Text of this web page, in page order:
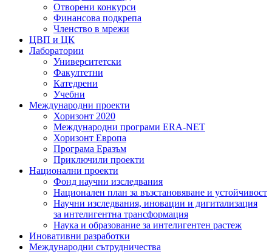
Отворени конкурси
Финансова подкрепа
Членство в мрежи
ЦВП и ЦК
Лаборатории
Университетски
Факултетни
Катедрени
Учебни
Международни проекти
Хоризонт 2020
Международни програми ERA-NET
Хоризонт Европа
Програма Еразъм
Приключили проекти
Национални проекти
Фонд научни изследвания
Национален план за възстановяване и устойчивост
Научни изследвания, иновации и дигитализация
за интелигентна трансформация
Наука и образование за интелигентен растеж
Иновативни разработки
Международни сътрудничества